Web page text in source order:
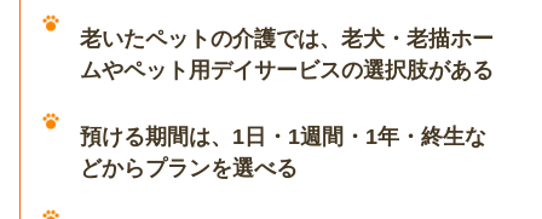
老いたペットの介護では、老犬・老描ホー
ムやペット用デイサービスの選択肢がある
預ける期間は、1日・1週間・1年・終生な
どからプランを選べる